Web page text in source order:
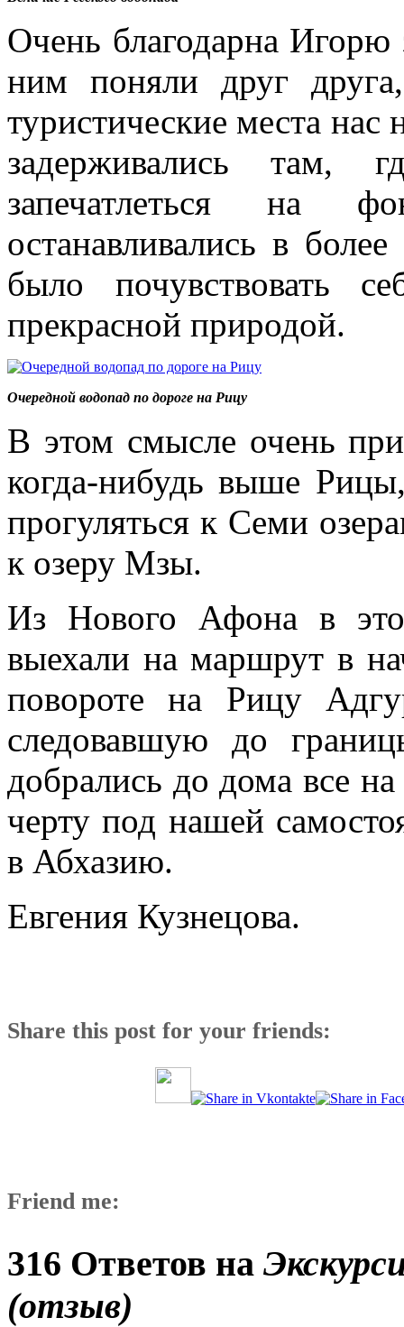
Очень благодарна
ним поняли друг
туристические места
задерживались там,
запечатлеться на
останавливались в
было почувствовать
прекрасной природой.
Очередной водопад по дороге на Рицу
В этом смысле очень
когда-нибудь выше
прогуляться к Семи
к озеру Мзы.
Из Нового Афона в
выехали на маршрут в
повороте на Рицу
следовавшую до
добрались до дома все
черту под нашей
в Абхазию.
Евгения Кузнецова.
Share this post for your friends:
Friend me:
316 Ответов на
(отзыв)